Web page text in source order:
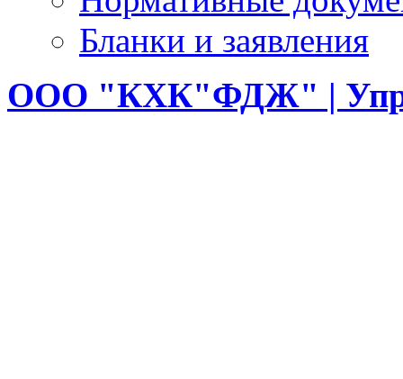
Бланки и заявления
ООО "КХК"ФДЖ" |